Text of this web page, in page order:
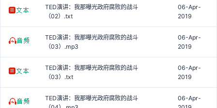
TED演讲：我那曝光政府腐败的战斗
（02）.txt
06-Apr-
2019
TED演讲：我那曝光政府腐败的战斗
（03）.mp3
06-Apr-
2019
TED演讲：我那曝光政府腐败的战斗
（03）.txt
06-Apr-
2019
TED演讲：我那曝光政府腐败的战斗
06-Apr-